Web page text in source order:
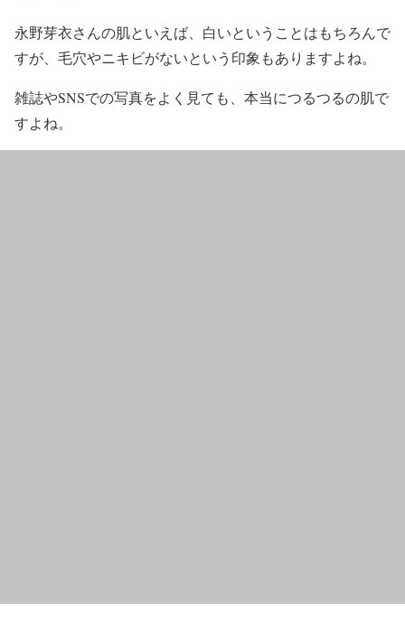
永野芽衣さんの肌といえば、 白いということはもちろんで
すが、 毛穴やニキビがないという印象もありますよね。
雑誌やSNSでの写真をよく見ても、本当につるつるの肌で
すよね。